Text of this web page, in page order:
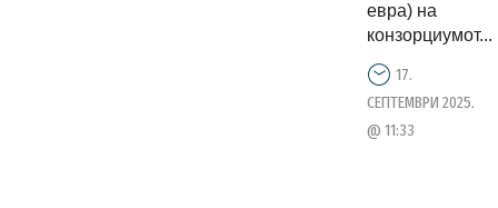
евра) на
конзорциумот...
17.
СЕПТЕМВРИ 2025.
@ 11:33